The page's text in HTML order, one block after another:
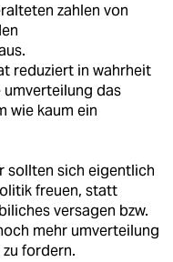
zahlen von
reduziert in wahrheit
das
wie kaum ein
sollten sich eigentlich
freuen, statt
versagen bzw.
mehr umverteilung
fordern.